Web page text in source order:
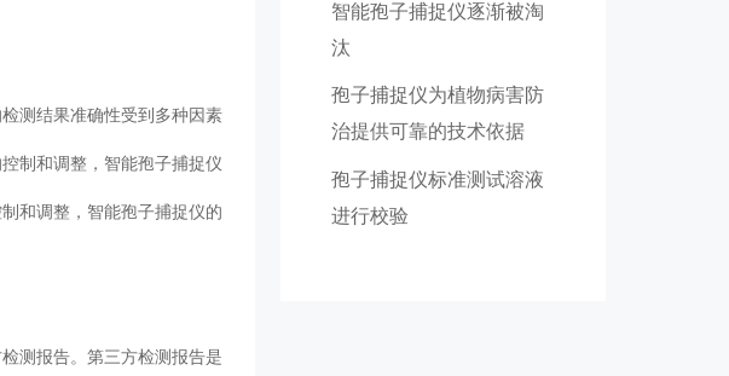
测结果准确性受到多种因素
制和调整，智能孢子捕捉仪
和调整，智能孢子捕捉仪的
测报告。第三方检测报告是
智能孢子捕捉仪逐渐被淘
汰
孢子捕捉仪为植物病害防
治提供可靠的技术依据
孢子捕捉仪标准测试溶液
进行校验